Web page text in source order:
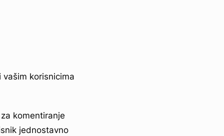
vašim korisnicima
komentiranje
jednostavno